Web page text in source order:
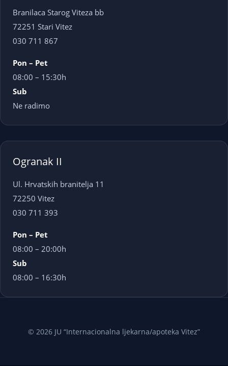
Branilaca Starog Viteza bb
72251 Stari Vitez
030 711 867
Pon – Pet
08:00 – 15:30h
Sub
Ne radimo
Ogranak II
Ul. Hrvatskih branitelja 11
72250 Vitez
030 711 393
Pon – Pet
08:00 – 20:00h
Sub
08:00 – 16:30h
© 2026 JU “Internacionalna ljekarna/apoteka Vitez”